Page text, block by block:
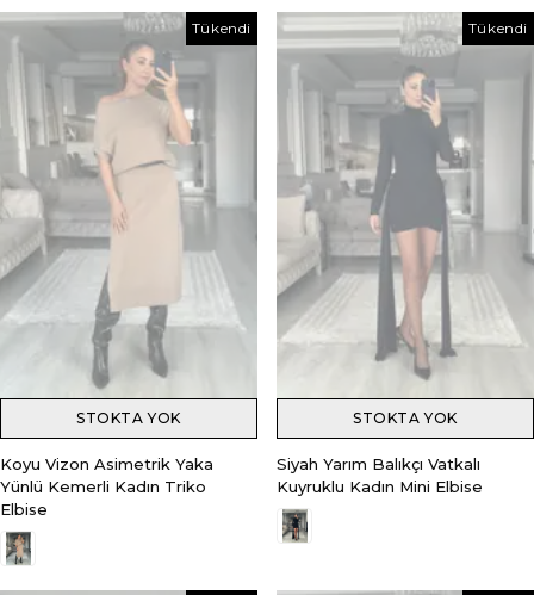
Tükendi
STOKTA YOK
Koyu Vizon Asimetrik Yaka
Yünlü Kemerli Kadın Triko
Elbise
Tükendi
STOKTA YOK
Siyah Yarım Balıkçı Vatkalı
Kuyruklu Kadın Mini Elbise